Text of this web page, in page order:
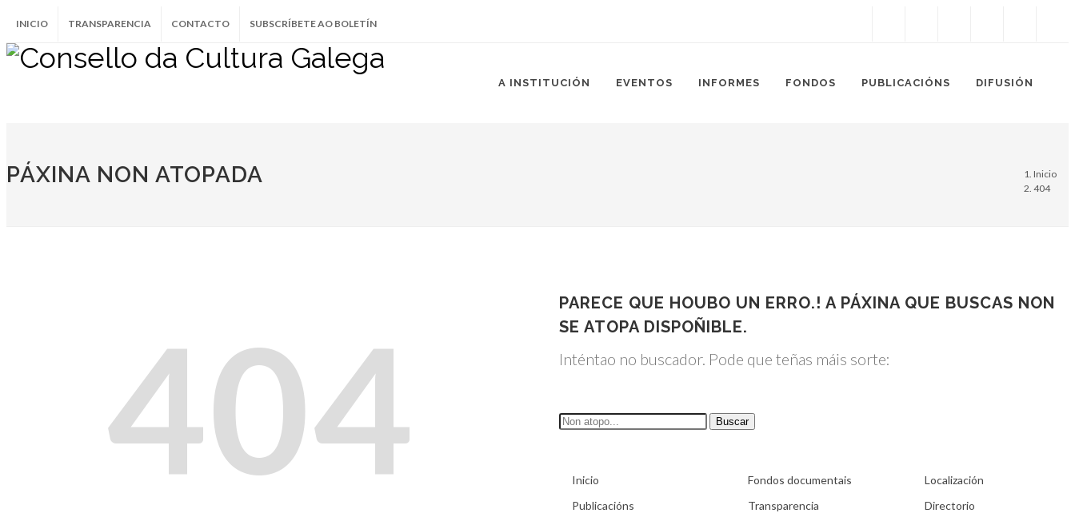
INICIO TRANSPARENCIA CONTACTO SUBSCRÍBETE AO BOLETÍN
A INSTITUCIÓN EVENTOS INFORMES FONDOS PUBLICACIÓNS DIFUSIÓN
PÁXINA NON ATOPADA
Inicio
404
404
PARECE QUE HOUBO UN ERRO.! A PÁXINA QUE BUSCAS NON
SE ATOPA DISPOÑIBLE.
Inténtao no buscador. Pode que teñas máis sorte:
Buscar
Inicio
Publicacións
Fondos documentais
Transparencia
Localización
Directorio